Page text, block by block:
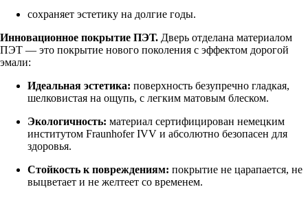
сохраняет эстетику на долгие годы.
Инновационное покрытие ПЭТ. Дверь отделана материалом
ПЭТ — это покрытие нового поколения с эффектом дорогой
эмали:
Идеальная эстетика: поверхность безупречно гладкая,
шелковистая на ощупь, с легким матовым блеском.
Экологичность: материал сертифицирован немецким
институтом Fraunhofer IVV и абсолютно безопасен для
здоровья.
Стойкость к повреждениям: покрытие не царапается, не
выцветает и не желтеет со временем.